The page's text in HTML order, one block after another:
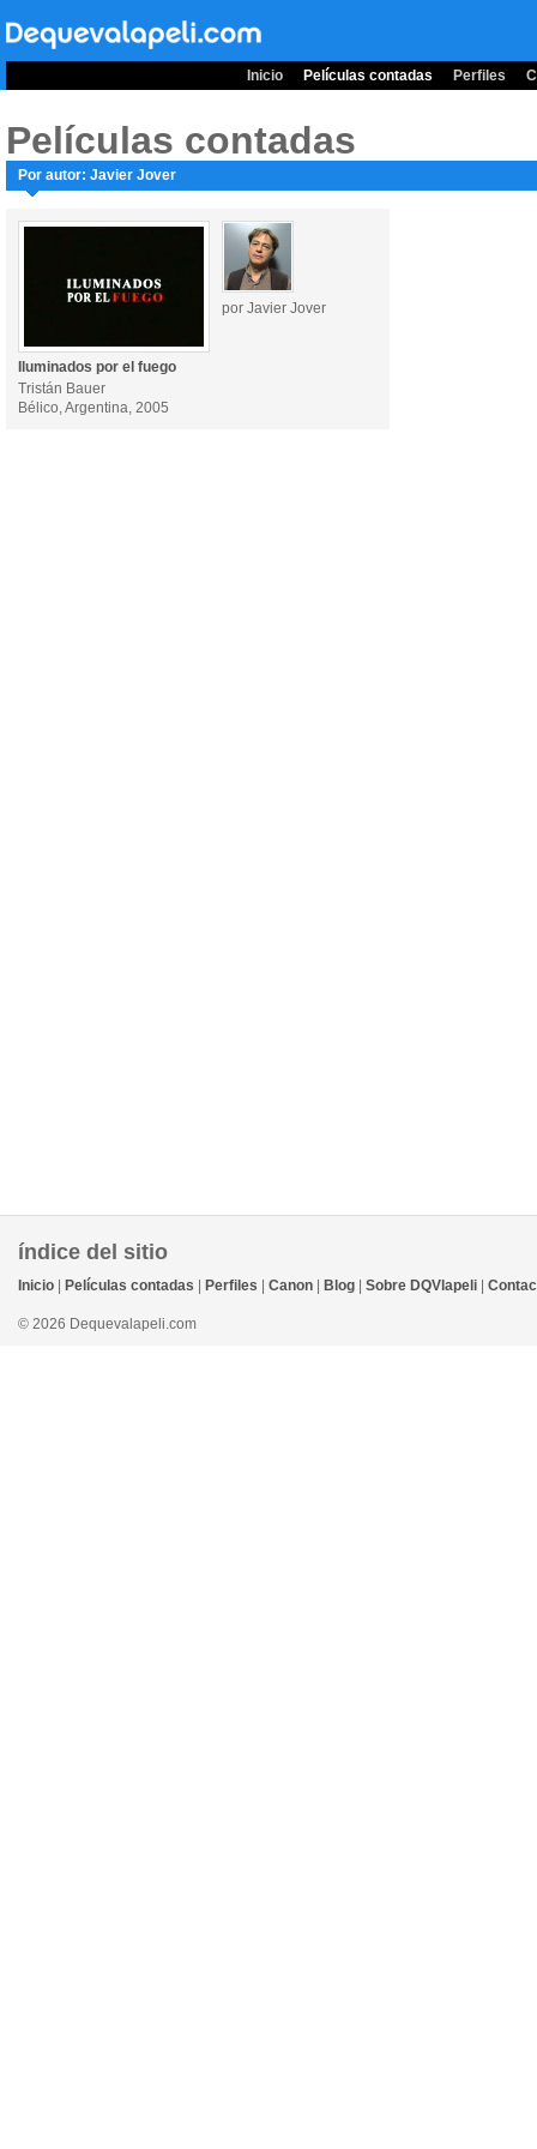
Inicio Películas contadas Perfiles
Películas contadas
Por autor: Javier Jover
por Javier Jover
Iluminados por el fuego
Tristán Bauer
Bélico, Argentina, 2005
índice del sitio
Inicio Películas contadas Perfiles Canon Blog Sobre DQVlapeli
© 2026 Dequevalapeli.com